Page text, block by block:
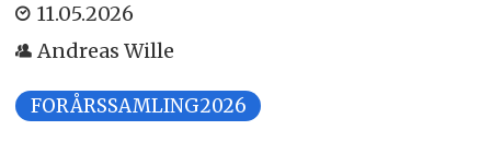
11.05.2026
Andreas Wille
FORÅRSSAMLING2026